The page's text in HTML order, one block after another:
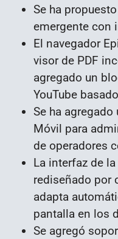
Se ha
emergente con
El navegador
visor de PDF
agregado un
YouTube
Se ha agregado
Móvil para
de operadores
La interfaz de
rediseñado por
adapta
pantalla en los
Se agregó